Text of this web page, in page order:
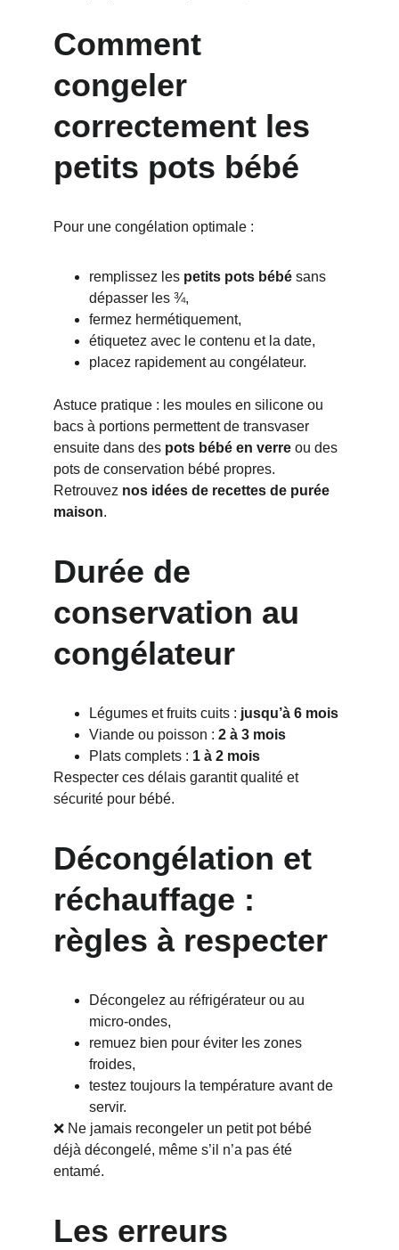
Comment
congeler
correctement les
petits pots bébé
Pour une congélation optimale :
remplissez les petits pots bébé sans
dépasser les ¾,
fermez hermétiquement,
étiquetez avec le contenu et la date,
placez rapidement au congélateur.
Astuce pratique : les moules en silicone ou
bacs à portions permettent de transvaser
ensuite dans des pots bébé en verre ou des
pots de conservation bébé propres.
Retrouvez nos idées de recettes de purée
maison.
Durée de
conservation au
congélateur
Légumes et fruits cuits : jusqu’à 6 mois
Viande ou poisson : 2 à 3 mois
Plats complets : 1 à 2 mois
Respecter ces délais garantit qualité et
sécurité pour bébé.
Décongélation et
réchauffage :
règles à respecter
Décongelez au réfrigérateur ou au
micro-ondes,
remuez bien pour éviter les zones
froides,
testez toujours la température avant de
servir.
❌ Ne jamais recongeler un petit pot bébé
déjà décongelé, même s’il n’a pas été
entamé.
Les erreurs